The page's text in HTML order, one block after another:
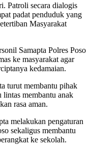
Patroli secara dialogis
padat penduduk yang
Masyarakat
Samapta Polres Poso
ke masyarakat agar
kedamaian.
turut membantu pihak
lintas membantu anak
rasa aman.
melakukan pengaturan
sekaligus membantu
ke sekolah.